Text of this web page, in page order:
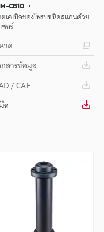
CB10
เคเบิลของโพรบชนิดสแกนด้วย
ซอร์
าด
กสารข้อมูล
/ CAE
อ